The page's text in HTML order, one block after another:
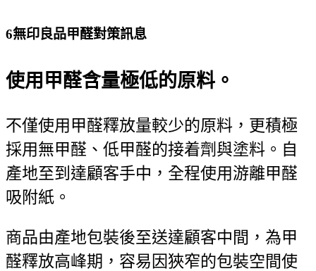
6無印良品甲醛對策訊息
使用甲醛含量極低的原料。
不僅使用甲醛釋放量較少的原料，更積極
採用無甲醛、低甲醛的接着劑與塗料。自
產地至到達顧客手中，全程使用游離甲醛
吸附紙。
商品由產地包裝後至送達顧客中間，為甲
醛釋放高峰期，容易因狹窄的包裝空間使